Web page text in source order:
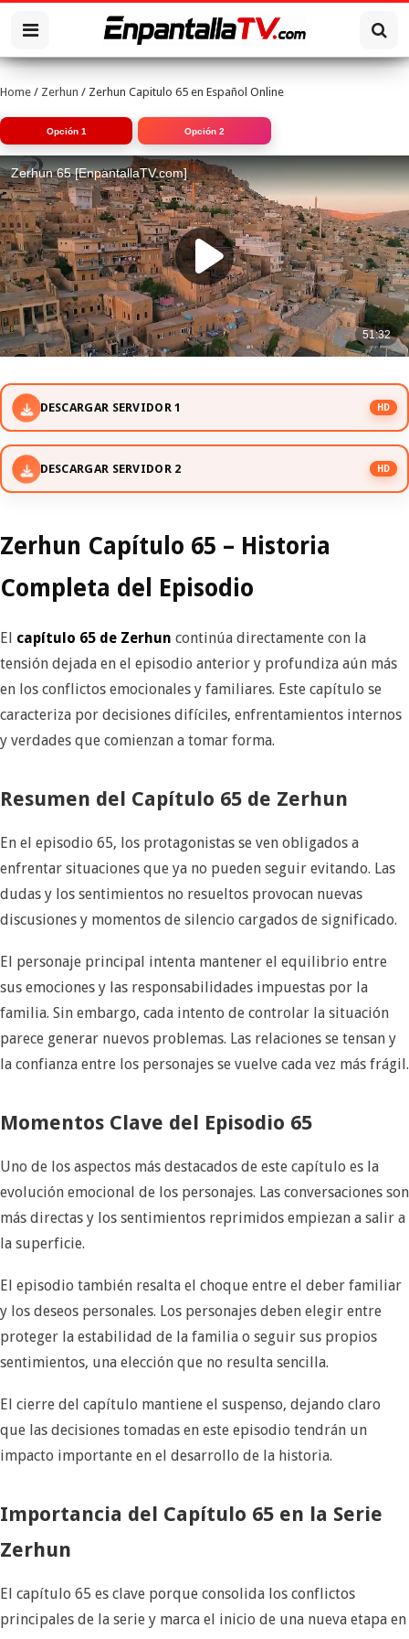
Home / Zerhun / Zerhun Capitulo 65 en Español Online
Opción 1 Opción 2
DESCARGAR SERVIDOR 1 HD
DESCARGAR SERVIDOR 2 HD
Zerhun Capítulo 65 – Historia
Completa del Episodio
El capítulo 65 de Zerhun continúa directamente con la
tensión dejada en el episodio anterior y profundiza aún más
en los conflictos emocionales y familiares. Este capítulo se
caracteriza por decisiones difíciles, enfrentamientos internos
y verdades que comienzan a tomar forma.
Resumen del Capítulo 65 de Zerhun
En el episodio 65, los protagonistas se ven obligados a
enfrentar situaciones que ya no pueden seguir evitando. Las
dudas y los sentimientos no resueltos provocan nuevas
discusiones y momentos de silencio cargados de significado.
El personaje principal intenta mantener el equilibrio entre
sus emociones y las responsabilidades impuestas por la
familia. Sin embargo, cada intento de controlar la situación
parece generar nuevos problemas. Las relaciones se tensan y
la confianza entre los personajes se vuelve cada vez más frágil.
Momentos Clave del Episodio 65
Uno de los aspectos más destacados de este capítulo es la
evolución emocional de los personajes. Las conversaciones son
más directas y los sentimientos reprimidos empiezan a salir a
la superficie.
El episodio también resalta el choque entre el deber familiar
y los deseos personales. Los personajes deben elegir entre
proteger la estabilidad de la familia o seguir sus propios
sentimientos, una elección que no resulta sencilla.
El cierre del capítulo mantiene el suspenso, dejando claro
que las decisiones tomadas en este episodio tendrán un
impacto importante en el desarrollo de la historia.
Importancia del Capítulo 65 en la Serie
Zerhun
El capítulo 65 es clave porque consolida los conflictos
principales de la serie y marca el inicio de una nueva etapa en